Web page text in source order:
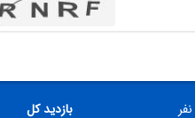
بازدید کل